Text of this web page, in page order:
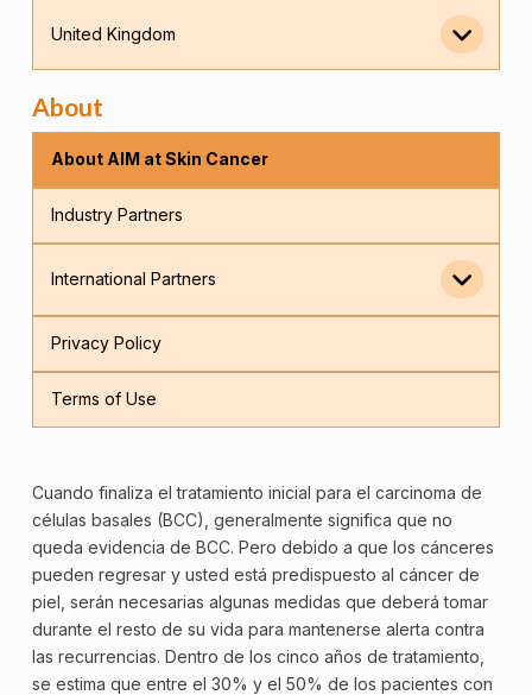
United Kingdom
About
About AIM at Skin Cancer
Industry Partners
International Partners
Privacy Policy
Terms of Use
Cuando finaliza el tratamiento inicial para el carcinoma de
células basales (BCC), generalmente significa que no
queda evidencia de BCC. Pero debido a que los cánceres
pueden regresar y usted está predispuesto al cáncer de
piel, serán necesarias algunas medidas que deberá tomar
durante el resto de su vida para mantenerse alerta contra
las recurrencias. Dentro de los cinco años de tratamiento,
se estima que entre el 30% y el 50% de los pacientes con